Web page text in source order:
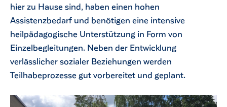
hier zu Hause sind, haben einen hohen
Assistenzbedarf und benötigen eine intensive
heilpädagogische Unterstützung in Form von
Einzelbegleitungen. Neben der Entwicklung
verlässlicher sozialer Beziehungen werden
Teilhabeprozesse gut vorbereitet und geplant.